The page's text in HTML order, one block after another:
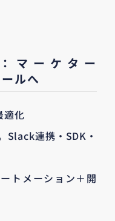
マーケター
ルへ
適化
Slack連携・SDK・
トメーション＋開